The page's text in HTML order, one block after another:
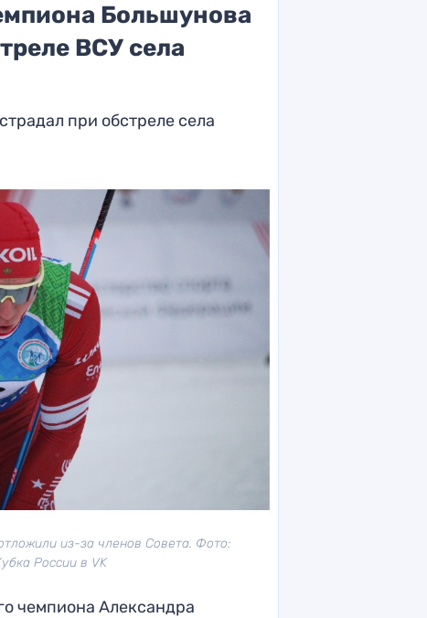
Большунова
ВСУ села
при обстреле села
из-за членов Совета. Фото:
России в VK
чемпиона Александра